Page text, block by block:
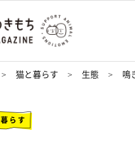
猫と暮らす 生態 鳴
らす